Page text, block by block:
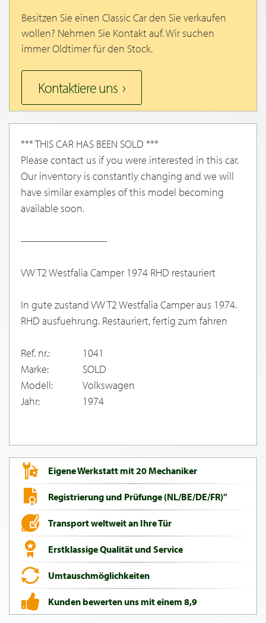
Besitzen Sie einen Classic Car den Sie verkaufen
wollen? Nehmen Sie Kontakt auf. Wir suchen
immer Oldtimer für den Stock.
Kontaktiere uns
*** THIS CAR HAS BEEN SOLD ***
Please contact us if you were interested in this car.
Our inventory is constantly changing and we will
have similar examples of this model becoming
available soon.
-----------------------------
VW T2 Westfalia Camper 1974 RHD restauriert
In gute zustand VW T2 Westfalia Camper aus 1974.
RHD ausfuehrung. Restauriert, fertig zum fahren
Ref. nr.:
1041
Marke:
SOLD
Modell:
Volkswagen
Jahr:
1974
Eigene Werkstatt mit 20 Mechaniker
Registrierung und Prüfunge (NL/BE/DE/FR)"
Transport weltweit an Ihre Tür
Erstklassige Qualität und Service
Umtauschmöglichkeiten
Kunden bewerten uns mit einem 8,9